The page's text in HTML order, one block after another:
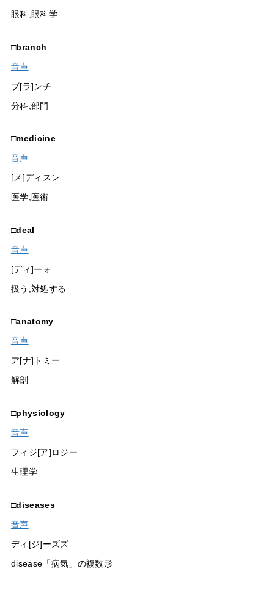
眼科,眼科学
□branch
音声
ブ[ラ]ンチ
分科,部門
□medicine
音声
[メ]ディスン
医学,医術
□deal
音声
[ディ]ーォ
扱う,対処する
□anatomy
音声
ア[ナ]トミー
解剖
□physiology
音声
フィジ[ア]ロジー
生理学
□diseases
音声
ディ[ジ]ーズズ
disease「病気」の複数形